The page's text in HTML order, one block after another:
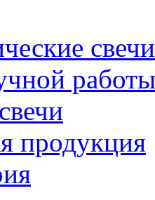
свечи
работы
продукция